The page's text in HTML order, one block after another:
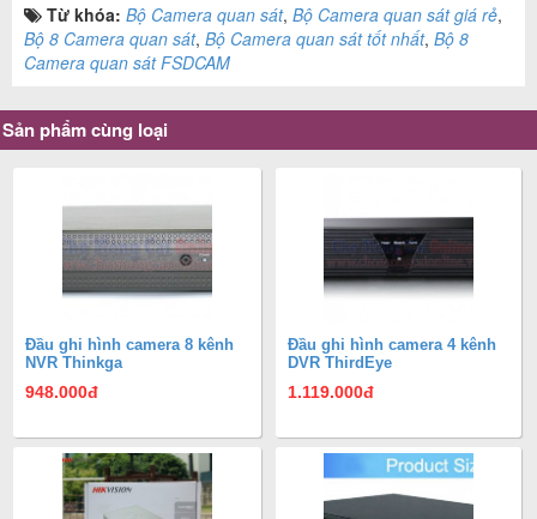
Từ khóa: Bộ Camera quan sát, Bộ Camera quan sát giá rẻ,
Bộ 8 Camera quan sát, Bộ Camera quan sát tốt nhất, Bộ 8
Camera quan sát FSDCAM
Sản phẩm cùng loại
Đầu ghi hình camera 8 kênh
NVR Thinkga
948.000đ
Đầu ghi hình camera 4 kênh
DVR ThirdEye
1.119.000đ